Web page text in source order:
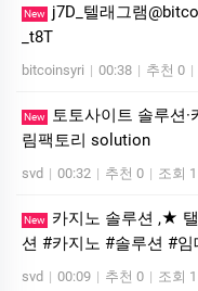
New
j7D_텔래그램
_t8T
bitcoinsyri | 00:38 | 추천 0 |
New
토토사이트 솔루션·
림팩토리 solution
svd | 00:32 | 추천 0 | 조회 1
New
카지노 솔루션 ,★
션 #카지노 #솔루션 #
svd | 00:09 | 추천 0 | 조회 1